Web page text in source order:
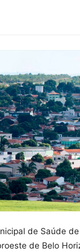
de Saúde
de Belo